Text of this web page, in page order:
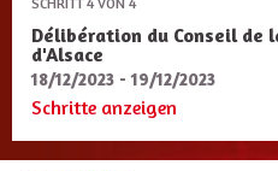
Délibération du Conseil de
d'Alsace
18/12/2023 - 19/12/2023
Schritte anzeigen